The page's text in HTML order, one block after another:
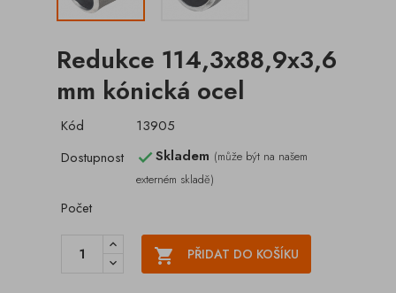
Redukce 114,3x88,9x3,6
mm kónická ocel
Kód
13905
Dostupnost
Skladem (může být na našem
externém skladě)
Počet
 PŘIDAT DO KOŠÍKU